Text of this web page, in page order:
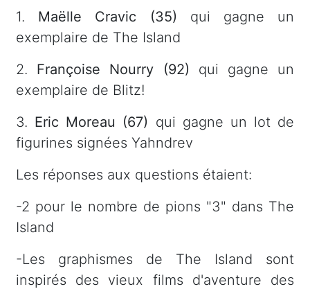
1. Maëlle Cravic (35) qui gagne un
exemplaire de The Island
2. Françoise Nourry (92) qui gagne un
exemplaire de Blitz!
3. Eric Moreau (67) qui gagne un lot de
figurines signées Yahndrev
Les réponses aux questions étaient:
-2 pour le nombre de pions "3" dans The
Island
-Les graphismes de The Island sont
inspirés des vieux films d'aventure des